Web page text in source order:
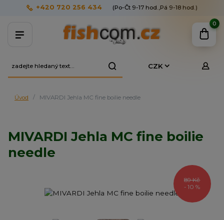
CZK
+420 720 256 434 (Po-Čt 9-17 hod.,Pá 9-18 hod.)
0
Úvod MIVARDI Jehla MC fine boilie needle
MIVARDI Jehla MC fine boilie
needle
89 Kč
- 10 %